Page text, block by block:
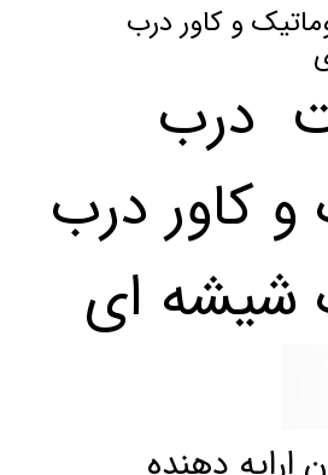
و کاور درب
درب
و کاور درب
شیشه ای